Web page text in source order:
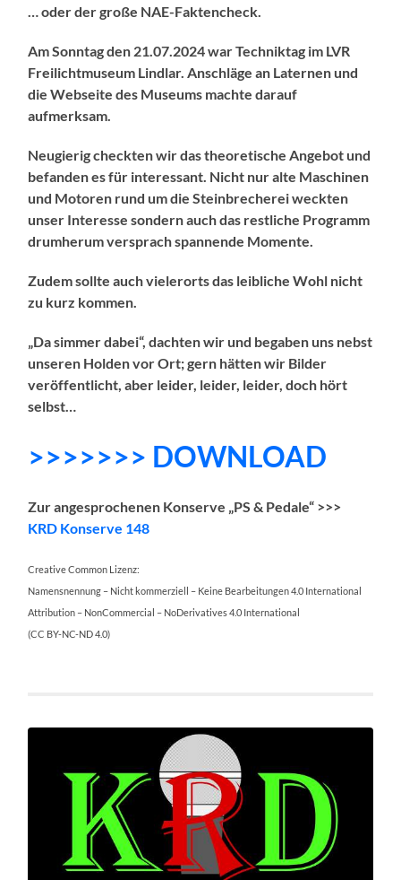
… oder der große NAE-Faktencheck.
Am Sonntag den 21.07.2024 war Techniktag im LVR
Freilichtmuseum Lindlar. Anschläge an Laternen und
die Webseite des Museums machte darauf
aufmerksam.
Neugierig checkten wir das theoretische Angebot und
befanden es für interessant. Nicht nur alte Maschinen
und Motoren rund um die Steinbrecherei weckten
unser Interesse sondern auch das restliche Programm
drumherum versprach spannende Momente.
Zudem sollte auch vielerorts das leibliche Wohl nicht
zu kurz kommen.
„Da simmer dabei“, dachten wir und begaben uns nebst
unseren Holden vor Ort; gern hätten wir Bilder
veröffentlicht, aber leider, leider, leider, doch hört
selbst…
>>>>>>> DOWNLOAD
Zur angesprochenen Konserve „PS & Pedale“ >>>
KRD Konserve 148
Creative Common Lizenz:
Namensnennung – Nicht kommerziell – Keine Bearbeitungen 4.0 International
Attribution – NonCommercial – NoDerivatives 4.0 International
(CC BY-NC-ND 4.0)